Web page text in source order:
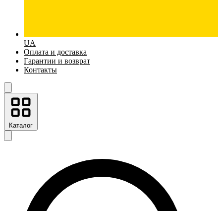
UA
Оплата и доставка
Гарантии и возврат
Контакты
Каталог